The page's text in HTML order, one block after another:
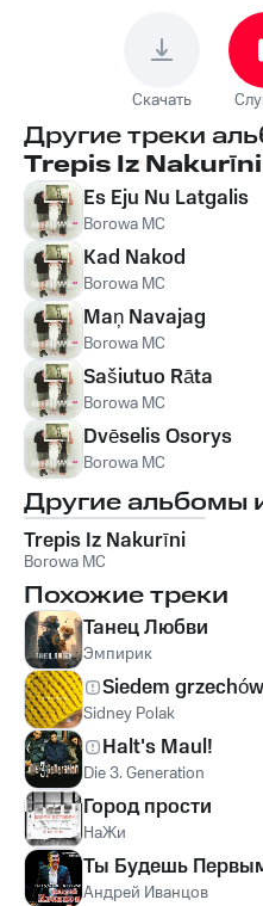
Скачать
Другие треки
Trepis Iz Nakurīni
Es Eju Nu Latgalis
Borowa MC
Kad Nakod
Borowa MC
Maņ Navajag
Borowa MC
Sašiutuo Rāta
Borowa MC
Dvēselis Osorys
Borowa MC
Другие альбомы
Trepis Iz Nakurīni
Borowa MC
Похожие треки
Танец Любви
Эмпирик
Siedem
Sidney Polak
Halt's Maul!
Die 3. Generation
Город прости
НаЖи
Ты Будешь
Андрей Иванцов